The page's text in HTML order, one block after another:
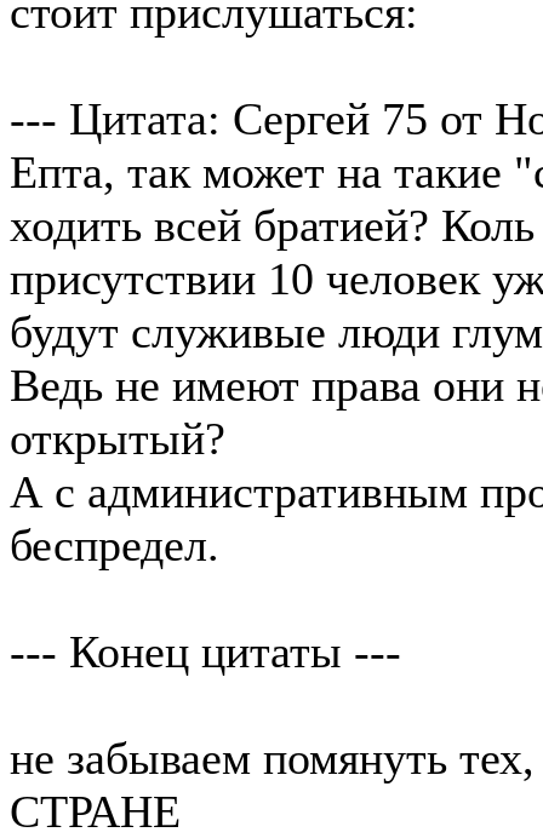
стоит прислушаться:
--- Цитата: Сергей 75 от
Епта, так может на такие
ходить всей братией?
присутствии 10 человек
будут служивые люди
Ведь не имеют права они
открытый?
А с административным
беспредел.
--- Конец цитаты ---
не забываем помянуть
СТРАНЕ